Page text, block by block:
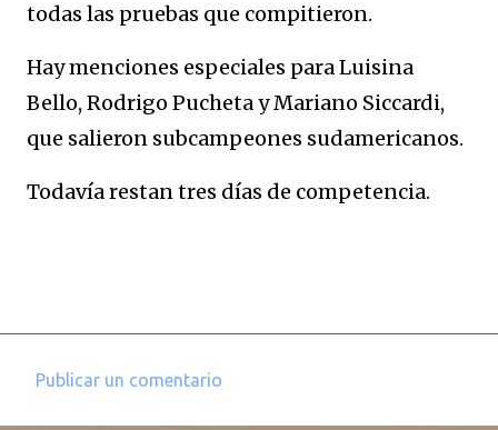
todas las pruebas que compitieron.
Hay menciones especiales para Luisina
Bello, Rodrigo Pucheta y Mariano Siccardi,
que salieron subcampeones sudamericanos.
Todavía restan tres días de competencia.
Publicar un comentario